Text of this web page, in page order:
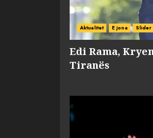
Aktualitet E jona Slider
Edi Rama,
Tiranës